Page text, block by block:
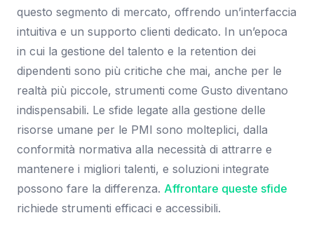
questo segmento di mercato, offrendo un’interfaccia
intuitiva e un supporto clienti dedicato. In un’epoca
in cui la gestione del talento e la retention dei
dipendenti sono più critiche che mai, anche per le
realtà più piccole, strumenti come Gusto diventano
indispensabili. Le sfide legate alla gestione delle
risorse umane per le PMI sono molteplici, dalla
conformità normativa alla necessità di attrarre e
mantenere i migliori talenti, e soluzioni integrate
possono fare la differenza. Affrontare queste sfide
richiede strumenti efficaci e accessibili.